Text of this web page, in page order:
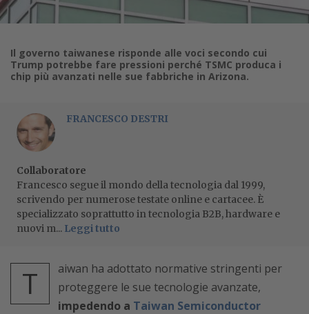
Il governo taiwanese risponde alle voci secondo cui
Trump potrebbe fare pressioni perché TSMC produca i
chip più avanzati nelle sue fabbriche in Arizona.
FRANCESCO DESTRI
Collaboratore
Francesco segue il mondo della tecnologia dal 1999,
scrivendo per numerose testate online e cartacee. È
specializzato soprattutto in tecnologia B2B, hardware e
nuovi m... Leggi tutto
T
aiwan ha adottato normative stringenti per
proteggere le sue tecnologie avanzate,
impedendo a Taiwan Semiconductor